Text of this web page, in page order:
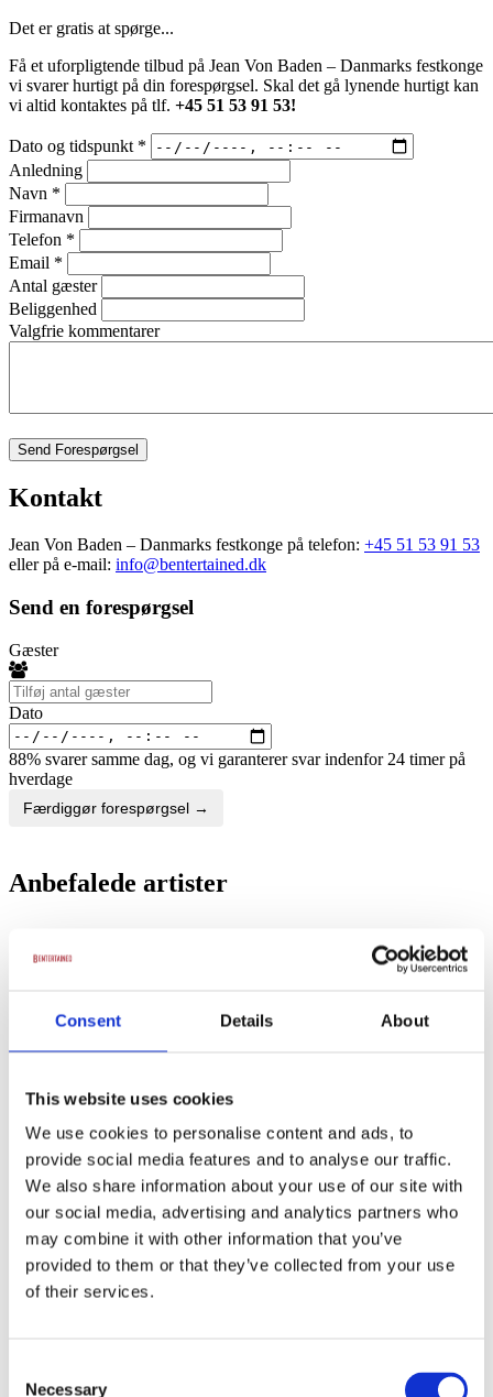
Consent Details About
This website uses cookies
We use cookies to personalise content and ads, to
provide social media features and to analyse our traffic.
We also share information about your use of our site with
our social media, advertising and analytics partners who
may combine it with other information that you’ve
provided to them or that they’ve collected from your use
of their services.
Necessary
Det er gratis at spørge...
Få et uforpligtende tilbud på Jean Von Baden – Danmarks festkonge
vi svarer hurtigt på din forespørgsel. Skal det gå lynende hurtigt kan
vi altid kontaktes på tlf. +45 51 53 91 53!
Dato og tidspunkt *
Anledning
Navn *
Firmanavn
Telefon *
Email *
Antal gæster
Beliggenhed
Valgfrie kommentarer
Send Forespørgsel
Kontakt
Jean Von Baden – Danmarks festkonge på telefon: +45 51 53 91 53
eller på e-mail: info@bentertained.dk
Send en forespørgsel
Gæster
Dato
88% svarer samme dag, og vi garanterer svar indenfor 24 timer på
hverdage
Færdiggør forespørgsel →
Anbefalede artister
Kontakt kunstner
Thor vejrup
Kontakt kunstner